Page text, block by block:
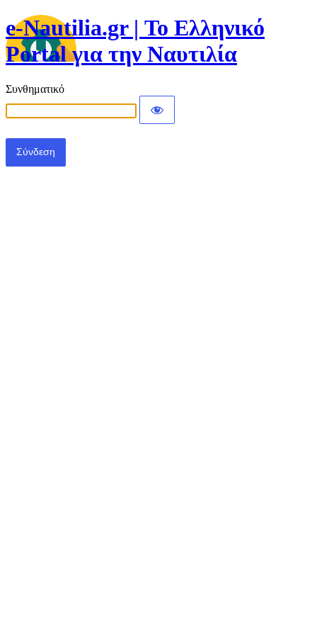
e-Nautilia.gr | Το Ελληνικό
Portal για την Ναυτιλία
Συνθηματικό